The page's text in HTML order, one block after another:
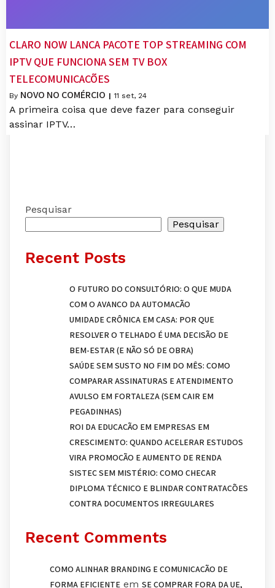
CLARO NOW LANÇA PACOTE TOP STREAMING COM
IPTV QUE FUNCIONA SEM TV BOX
TELECOMUNICAÇÕES
By NOVO NO COMÉRCIO | 11 set, 24
A primeira coisa que deve fazer para conseguir
assinar IPTV…
Pesquisar
Pesquisar
Recent Posts
O FUTURO DO CONSULTÓRIO: O QUE MUDA
COM O AVANÇO DA AUTOMAÇÃO
UMIDADE CRÔNICA EM CASA: POR QUE
RESOLVER O TELHADO É UMA DECISÃO DE
BEM-ESTAR (E NÃO SÓ DE OBRA)
SAÚDE SEM SUSTO NO FIM DO MÊS: COMO
COMPARAR ASSINATURAS E ATENDIMENTO
AVULSO EM FORTALEZA (SEM CAIR EM
PEGADINHAS)
ROI DA EDUCAÇÃO EM EMPRESAS EM
CRESCIMENTO: QUANDO ACELERAR ESTUDOS
VIRA PROMOÇÃO E AUMENTO DE RENDA
SISTEC SEM MISTÉRIO: COMO CHECAR
DIPLOMA TÉCNICO E BLINDAR CONTRATAÇÕES
CONTRA DOCUMENTOS IRREGULARES
Recent Comments
COMO ALINHAR BRANDING E COMUNICAÇÃO DE
FORMA EFICIENTE em SE COMPRAR FORA DA UE,